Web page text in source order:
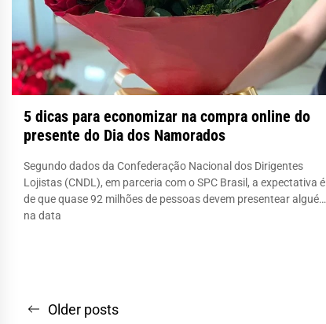
5 dicas para economizar na compra online do
presente do Dia dos Namorados
Segundo dados da Confederação Nacional dos Dirigentes
Lojistas (CNDL), em parceria com o SPC Brasil, a expectativa é
de que quase 92 milhões de pessoas devem presentear alguém
na data
Navegação
Older posts